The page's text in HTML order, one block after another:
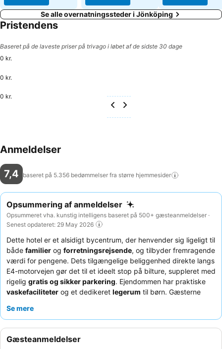
Se alle overnatningssteder i Jönköping
Pristendens
Baseret på de laveste priser på trivago i løbet af de sidste 30 dage
0 kr.
0 kr.
0 kr.
Anmeldelser
7,4 baseret på 5.356 bedømmelser fra større hjemmesider
Opsummering af anmeldelser
Opsummeret vha. kunstig intelligens baseret på 500+ gæsteanmeldelser ·
Senest opdateret: 29 May 2026
Dette hotel er et alsidigt bycentrum, der henvender sig ligeligt til
både familier og forretningsrejsende, og tilbyder fremragende
værdi for pengene. Dets tilgængelige beliggenhed direkte langs
E4-motorvejen gør det til et ideelt stop på bilture, suppleret med
rigelig gratis og sikker parkering. Ejendommen har praktiske
vaskefaciliteter og et dedikeret legerum til børn. Gæsterne
den omfattende, friske og højkvalitets
klimakontrol.
Se mere
Gæsteanmeldelser